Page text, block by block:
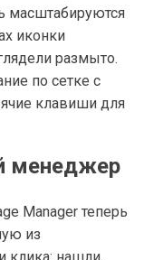
масштабируются
иконки
размыто.
по сетке с
клавиши для
менеджер
Manager теперь
из